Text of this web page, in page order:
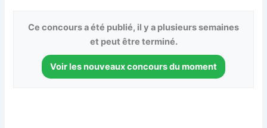
Ce concours a été publié, il y a plusieurs semaines
et peut être terminé.
Voir les nouveaux concours du moment